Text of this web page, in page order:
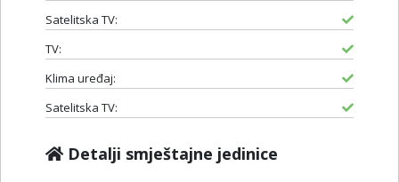
Satelitska TV:
TV:
Klima uređaj:
Satelitska TV:
Detalji smještajne jedinice